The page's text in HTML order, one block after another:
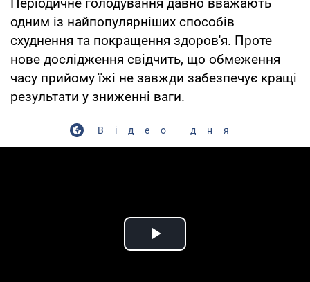
одним із найпопулярніших способів
схуднення та покращення здоров'я. Проте
нове дослідження свідчить, що обмеження
часу прийому їжі не завжди забезпечує кращі
результати у зниженні ваги.
Відео дня
Play Video